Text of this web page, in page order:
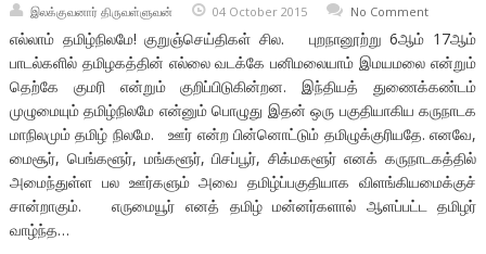
இலக்குவனார் திருவள்ளுவன் 04 October 2015 No Comment
எல்லாம் தமிழ்நிலமே! குறுஞ்செய்திகள் சில. புறநானூற்று 6ஆம் 17ஆம்
பாடல்களில் தமிழகத்தின் எல்லை வடக்கே பனிமலையாம் இமயமலை என்றும்
தெற்கே குமரி என்றும் குறிப்பிடுகின்றன. இந்தியத் துணைக்கண்டம்
முழுமையும் தமிழ்நிலமே என்னும் பொழுது இதன் ஒரு பகுதியாகிய கருநாடக
மாநிலமும் தமிழ் நிலமே. ஊர் என்ற பின்னொட்டும் தமிழுக்குரியதே. எனவே,
மைசூர், பெங்களூர், மங்களூர், பிசப்பூர், சிக்மகளூர் எனக் கருநாடகத்தில்
அமைந்துள்ள பல ஊர்களும் அவை தமிழ்ப்பகுதியாக விளங்கியமைக்குச்
சான்றாகும். எருமையூர் எனத் தமிழ் மன்னர்களால் ஆளப்பட்ட தமிழர்
வாழ்ந்த…